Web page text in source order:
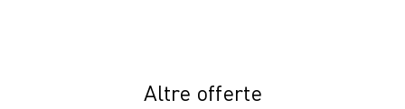
Altre offerte